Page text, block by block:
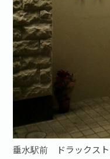
垂水駅前 ドラックス